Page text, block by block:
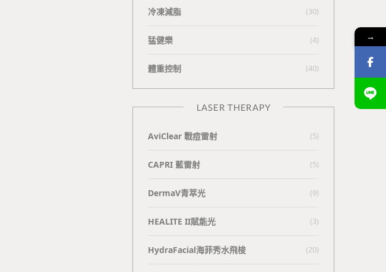
冷凍減脂 (30)
猛健樂 (4)
體重控制 (40)
LASER THERAPY
AviClear 戰痘雷射 (5)
CAPRI 藍雷射 (5)
DermaV青萃光 (9)
HEALITE II賦能光 (3)
HydraFacial海菲秀水飛梭 (20)
→